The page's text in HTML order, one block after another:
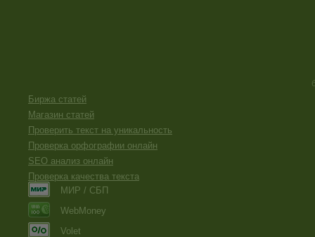
Биржа статей
Магазин статей
Проверить текст на уникальность
Проверка орфографии онлайн
SEO анализ онлайн
Проверка качества текста
МИР / СБП
WebMoney
Volet